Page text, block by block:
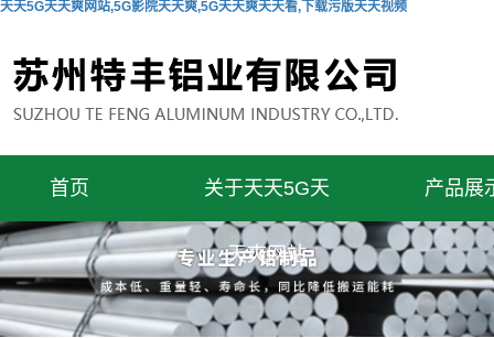
天天5G天天爽网站,5G影院天天爽,5G天天爽天天看,下载污版天天视频
首页 关于天天5G天
天爽网站
产品展